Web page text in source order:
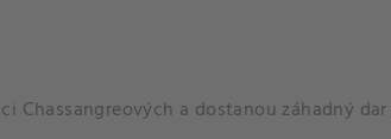
Chassangreových a dostanou záhadný